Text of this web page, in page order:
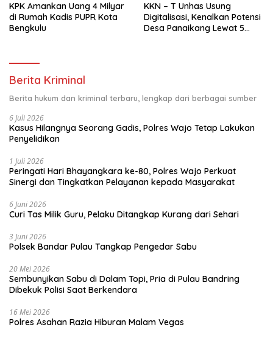
KPK Amankan Uang 4 Milyar
di Rumah Kadis PUPR Kota
Bengkulu
KKN – T Unhas Usung
Digitalisasi, Kenalkan Potensi
Desa Panaikang Lewat 5
Berita Kriminal
Berita hukum dan kriminal terbaru, lengkap dari berbagai sumber
6 Juli 2026
Kasus Hilangnya Seorang Gadis, Polres Wajo Tetap Lakukan
Penyelidikan
1 Juli 2026
Peringati Hari Bhayangkara ke-80, Polres Wajo Perkuat
Sinergi dan Tingkatkan Pelayanan kepada Masyarakat
6 Juni 2026
Curi Tas Milik Guru, Pelaku Ditangkap Kurang dari Sehari
3 Juni 2026
Polsek Bandar Pulau Tangkap Pengedar Sabu
20 Mei 2026
Sembunyikan Sabu di Dalam Topi, Pria di Pulau Bandring
Dibekuk Polisi Saat Berkendara
16 Mei 2026
Polres Asahan Razia Hiburan Malam Vegas